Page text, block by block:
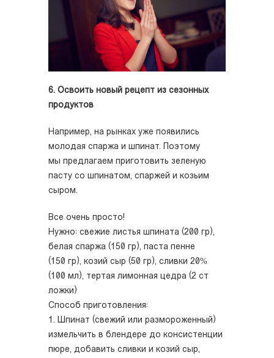
6. Освоить новый рецепт из сезонных
продуктов
Например, на рынках уже появились
молодая спаржа и шпинат. Поэтому
мы предлагаем приготовить зеленую
пасту со шпинатом, спаржей и козьим
сыром.
Все очень просто!
Нужно: свежие листья шпината (200 гр),
белая спаржа (150 гр), паста пенне
(150 гр), козий сыр (50 гр), сливки 20%
(100 мл), тертая лимонная цедра (2 ст
ложки)
Способ приготовления:
1. Шпинат (свежий или размороженный)
измельчить в блендере до консистенции
пюре, добавить сливки и козий сыр,